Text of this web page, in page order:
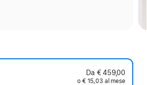
Da € 459,00
o € 15,03 al mese